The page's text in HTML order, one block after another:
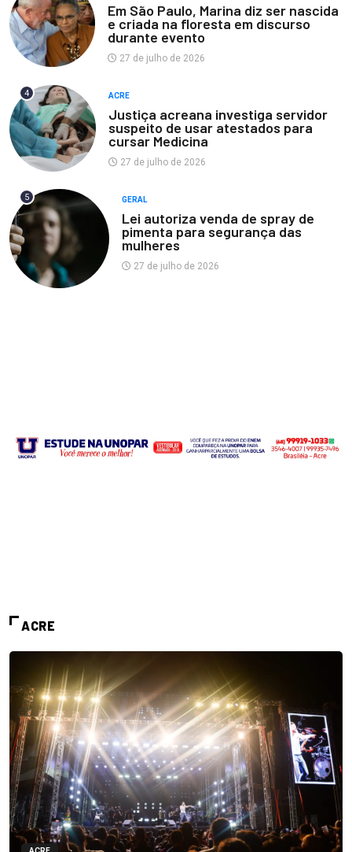
Em São Paulo, Marina diz ser nascida
e criada na floresta em discurso
durante evento
27 de julho de 2026
4 ACRE
Justiça acreana investiga servidor
suspeito de usar atestados para
cursar Medicina
27 de julho de 2026
5 GERAL
Lei autoriza venda de spray de
pimenta para segurança das
mulheres
27 de julho de 2026
ACRE